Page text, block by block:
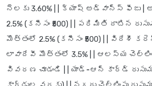
నెలకు 3.60% | |
క్యాష్ అడ్వాన్స్ ఫీజు |
2.5% (కనీసం ₹500) | |
పరిమితి దాటిన
మొత్తంలో 2.5% (కనీసం ₹500) | |
విదేశీ
లావాదేవీ మొత్తంలో 3.5% | | ఆలస్య
వివరణ చూడండి | | యాడ్-ఆన్ కార్డ్